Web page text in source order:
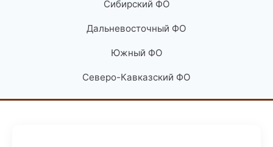
Сибирский ФО
Дальневосточный ФО
Южный ФО
Северо-Кавказский ФО